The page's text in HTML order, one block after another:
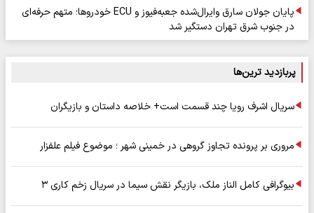
پایان جولان سارق وایرال‌شده جعبه‌فیوز و ECU خودروها؛ متهم حرفه‌ای
در جنوب شرق تهران دستگیر شد
پربازدید ترین‌ها
سریال اشرف رویا چند قسمت است+ خلاصه داستان و بازیگران
مروری بر پرونده تجاوز گروهی در خمینی شهر ؛ موضوع فیلم علفزار
بیوگرافی کامل الناز ملک، بازیگر نقش سیما در سریال زخم کاری ۳